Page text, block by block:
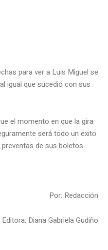
para ver a Luis Miguel se
igual que sucedió con sus
el momento en que la gira
será todo un éxito
de sus boletos.
Por: Redacción
Editora: Diana Gabriela Gudiño